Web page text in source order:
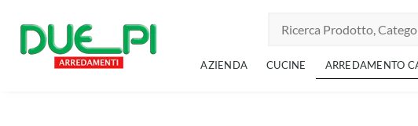
AZIENDA CUCINE ARREDAMENTO